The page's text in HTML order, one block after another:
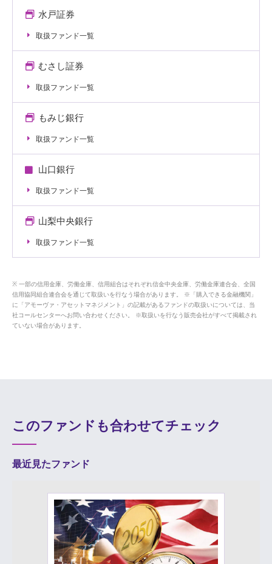
水戸証券
取扱ファンド一覧
むさし証券
取扱ファンド一覧
もみじ銀行
取扱ファンド一覧
山口銀行
取扱ファンド一覧
山梨中央銀行
取扱ファンド一覧
一部の信用金庫、労働金庫、信用組合はそれぞれ信金中央金庫、労働金庫連合会、全国
信用協同組合連合会を通じて取扱いを行なう場合があります。 ※「購入できる金融機関」
に「アモーヴァ・アセットマネジメント」の記載があるファンドの取扱いについては、当
社コールセンターへお問い合わせください。 ※取扱いを行なう販売会社がすべて掲載され
ていない場合があります。
このファンドも合わせてチェック
最近見たファンド